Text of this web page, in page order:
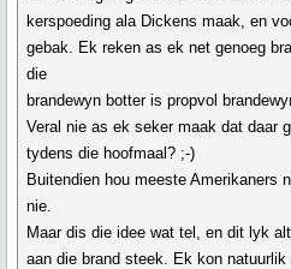
kerspoeding ala Dickens maak, en
gebak. Ek reken as ek net genoeg
die
brandewyn botter is propvol
Veral nie as ek seker maak dat daar
tydens die hoofmaal? ;-)
Buitendien hou meeste Amerikaners
nie.
Maar dis die idee wat tel, en dit lyk
aan die brand steek. Ek kon